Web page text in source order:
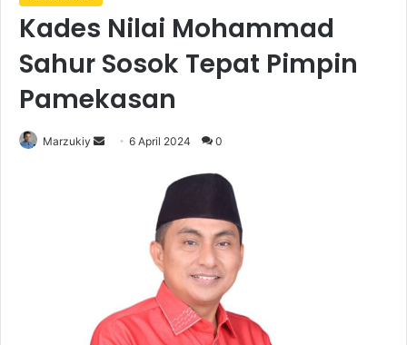
Kades Nilai Mohammad
Sahur Sosok Tepat Pimpin
Pamekasan
Marzukiy
a
i
6 April 2024 0